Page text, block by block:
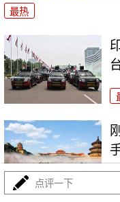
最热
点评一下